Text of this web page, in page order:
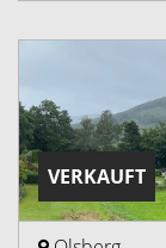
VERKAUFT